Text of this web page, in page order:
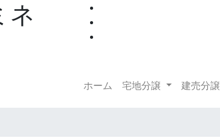
ネ
ホーム (current)
宅地分譲 建売分譲